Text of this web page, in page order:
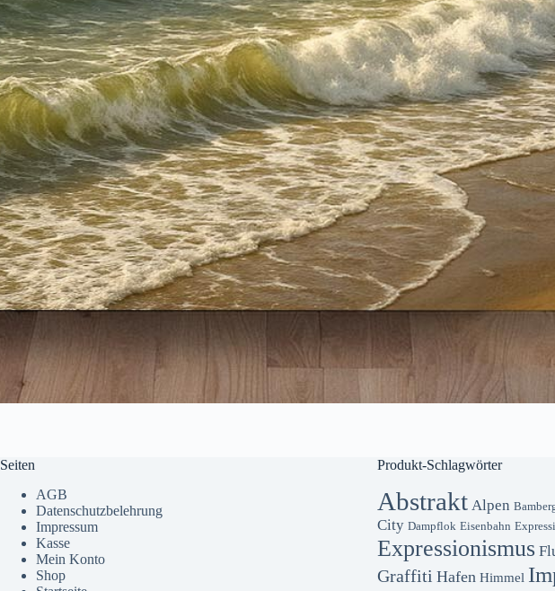
Seiten
AGB
Datenschutzbelehrung
Impressum
Kasse
Mein Konto
Shop
Produkt-Schlagwörter
Abstrakt Alpen
City Dampflok Eisenbahn
Expressionismus
Graffiti Hafen Himmel